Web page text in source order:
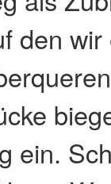
den
ein.